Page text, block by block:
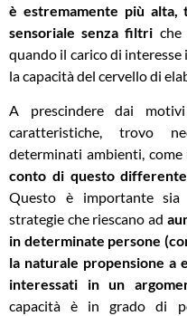
è estremamente più alta,
sensoriale senza filtri che
quando il carico di
la capacità del cervello di
A prescindere dai
caratteristiche, trovo
determinati ambienti,
conto di questo
Questo è importante
strategie che riescano ad
in determinate persone
la naturale propensione a
interessati in un
capacità è in grado di